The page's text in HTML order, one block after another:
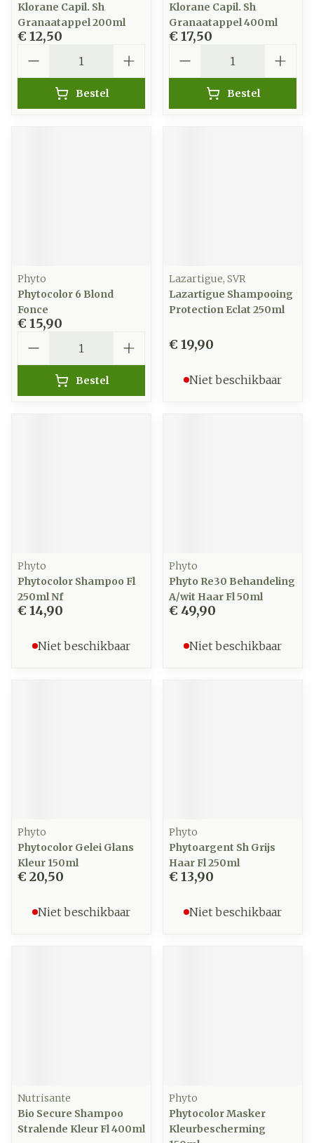
Klorane Capil. Sh
Granaatappel 200ml
€ 12,50
Bestel
Klorane Capil. Sh
Granaatappel 400ml
€ 17,50
Bestel
Phyto
Phytocolor 6 Blond
Fonce
€ 15,90
Bestel
Lazartigue, SVR
Lazartigue Shampooing
Protection Eclat 250ml
€ 19,90
Niet beschikbaar
Phyto
Phytocolor Shampoo Fl
250ml Nf
€ 14,90
Niet beschikbaar
Phyto
Phyto Re30 Behandeling
A/wit Haar Fl 50ml
€ 49,90
Niet beschikbaar
Phyto
Phytocolor Gelei Glans
Kleur 150ml
€ 20,50
Niet beschikbaar
Phyto
Phytoargent Sh Grijs
Haar Fl 250ml
€ 13,90
Niet beschikbaar
Nutrisante
Bio Secure Shampoo
Stralende Kleur Fl 400ml
Phyto
Phytocolor Masker
Kleurbescherming